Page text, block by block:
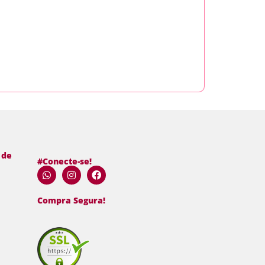
#Conecte-se!
Compra Segura!